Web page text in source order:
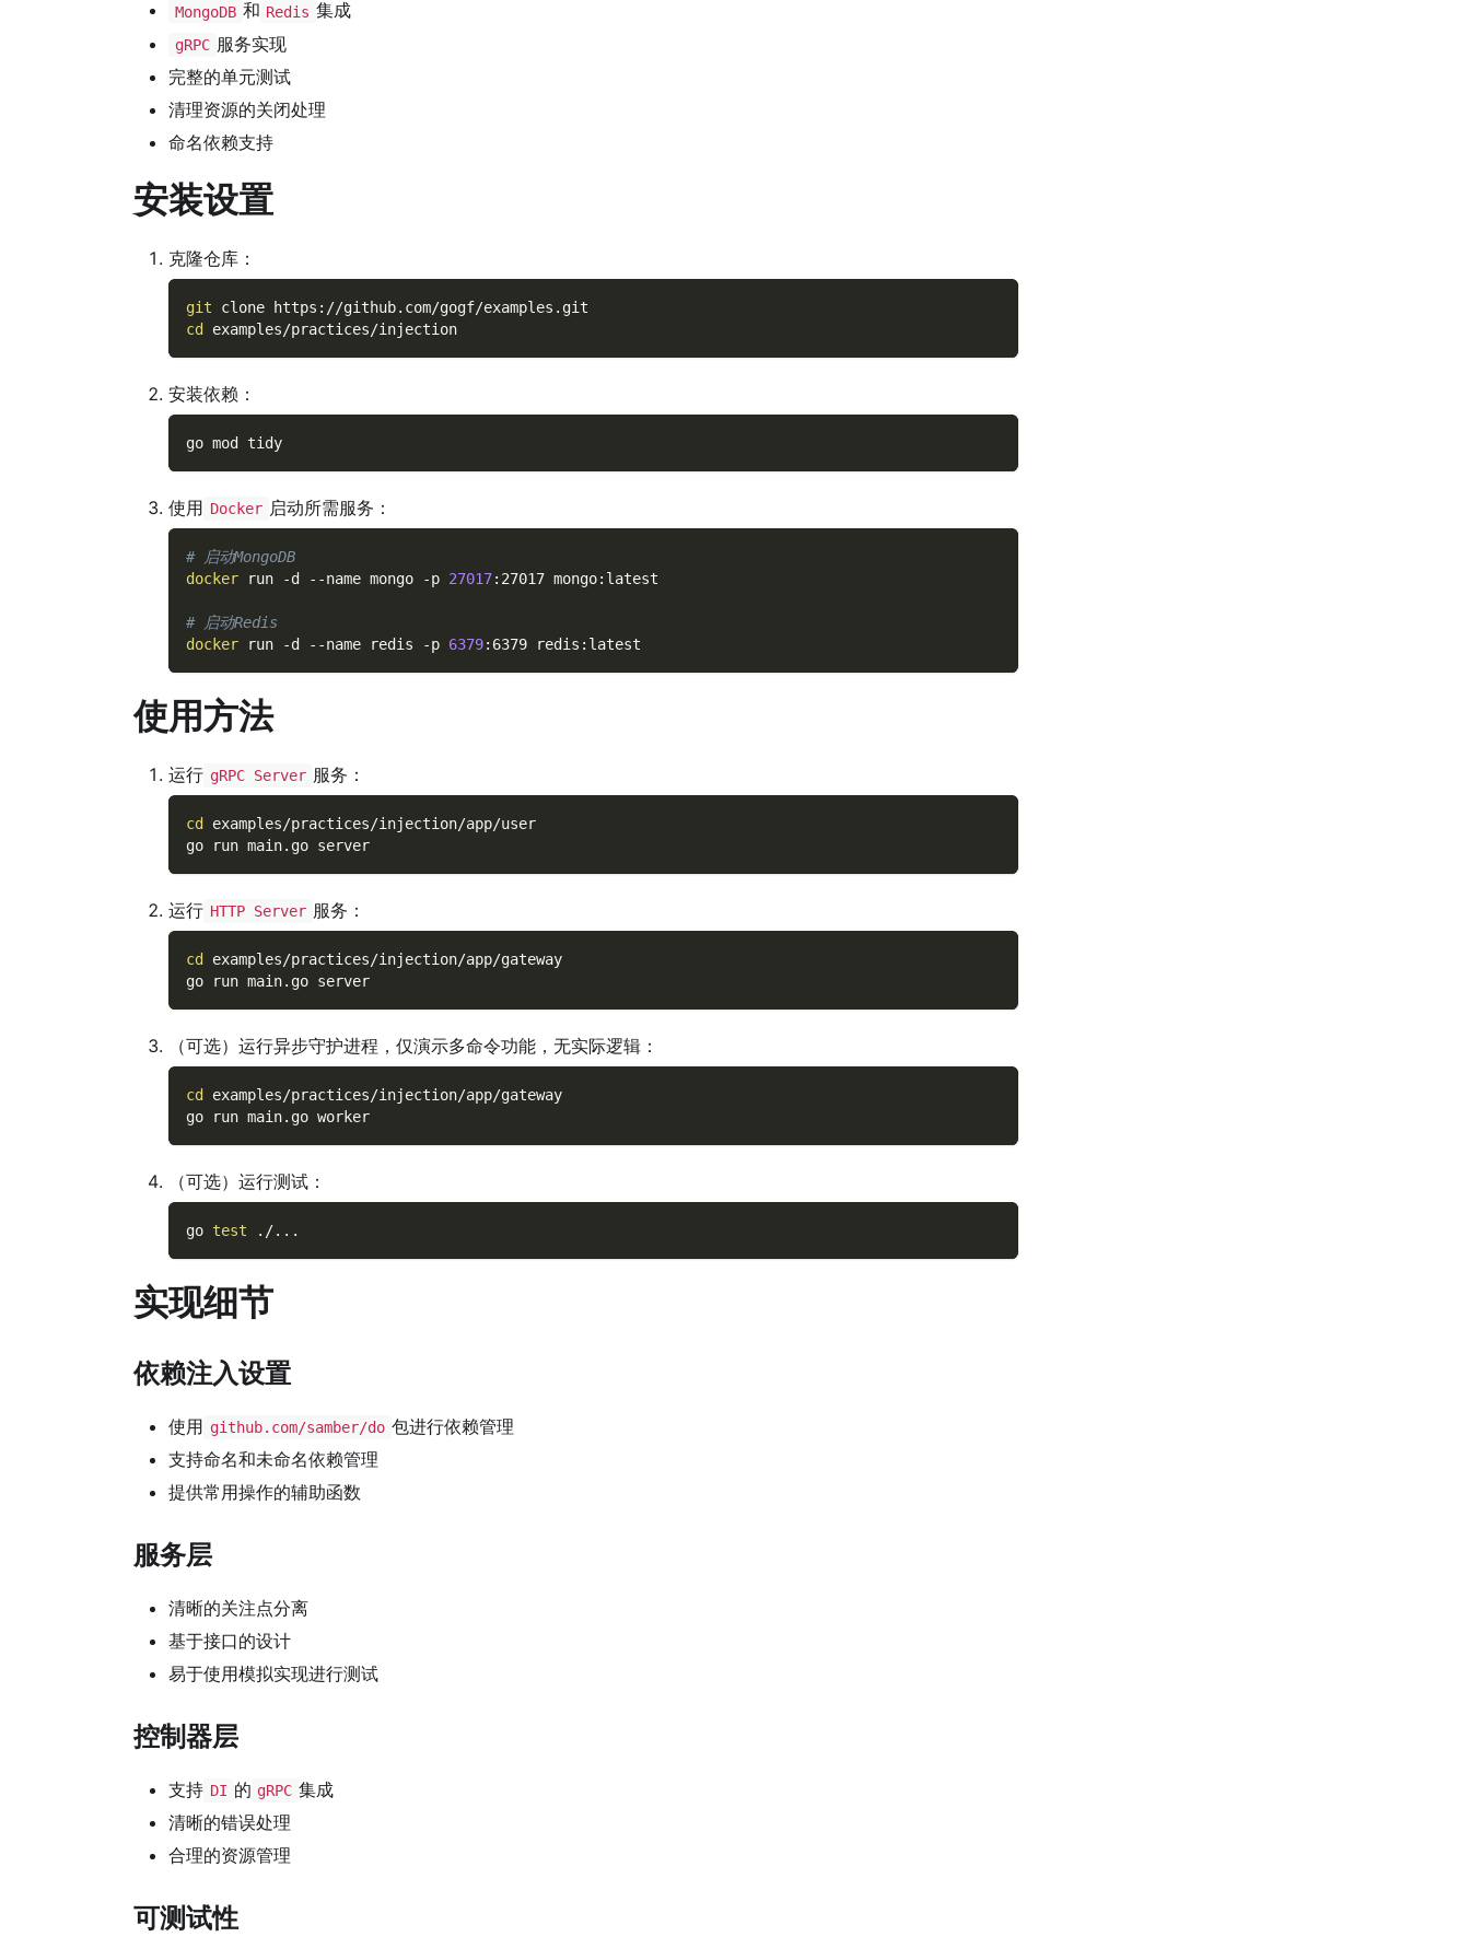
MongoDB 和 Redis 集成
gRPC 服务实现
完整的单元测试
清理资源的关闭处理
命名依赖支持
安装设置
克隆仓库：
git clone https://github.com/gogf/examples.git
cd
examples/practices/injection
安装依赖：
go mod tidy
使用 Docker 启动所需服务：
# 启动MongoDB
docker run -d --name mongo -p 27017:27017 mongo:latest
# 启动Redis
docker run -d --name redis -p 6379:6379 redis:latest
使用方法
运行 gRPC Server 服务：
cd
examples/practices/injection/app/user
go run main.go server
运行 HTTP Server 服务：
cd
examples/practices/injection/app/gateway
go run main.go server
（可选）运行异步守护进程，仅演示多命令功能，无实际逻辑：
cd
examples/practices/injection/app/gateway
go run main.go worker
（可选）运行测试：
go test ./.. .
实现细节
依赖注入设置
使用 github.com/samber/do 包进行依赖管理
支持命名和未命名依赖管理
提供常用操作的辅助函数
服务层
清晰的关注点分离
基于接口的设计
易于使用模拟实现进行测试
控制器层
支持 DI 的 gRPC 集成
清晰的错误处理
合理的资源管理
可测试性